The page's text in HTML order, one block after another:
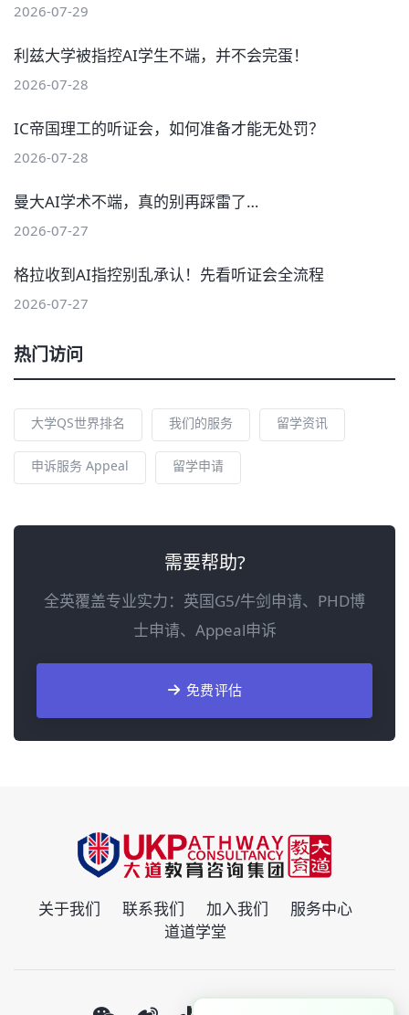
2026-07-29
利兹大学被指控AI学生不端，并不会完蛋！
2026-07-28
IC帝国理工的听证会，如何准备才能无处罚？
2026-07-28
曼大AI学术不端，真的别再踩雷了…
2026-07-27
格拉收到AI指控别乱承认！先看听证会全流程
2026-07-27
热门访问
大学QS世界排名 我们的服务 留学资讯
申诉服务 Appeal 留学申请
需要帮助?
全英覆盖专业实力：英国G5/牛剑申请、PHD博
士申请、Appeal申诉
免费评估
关于我们 联系我们 加入我们
服务中心
道道学堂